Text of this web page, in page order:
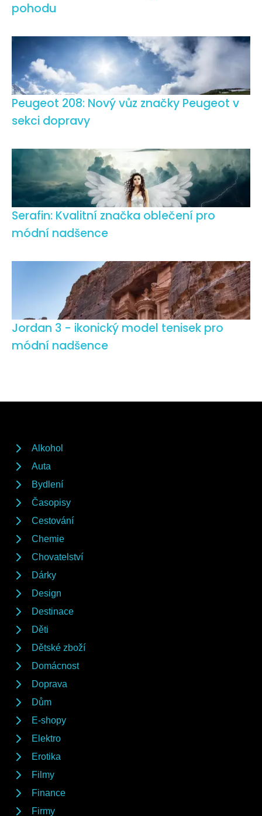
pohodu
Peugeot 208: Nový vůz značky Peugeot v
sekci dopravy
Serafin: Kvalitní značka oblečení pro
módní nadšence
Jordan 3 - ikonický model tenisek pro
módní nadšence
Alkohol
Auta
Bydlení
Časopisy
Cestování
Chemie
Chovatelství
Dárky
Design
Destinace
Děti
Dětské zboží
Domácnost
Doprava
Dům
E-shopy
Elektro
Erotika
Filmy
Finance
Firmy